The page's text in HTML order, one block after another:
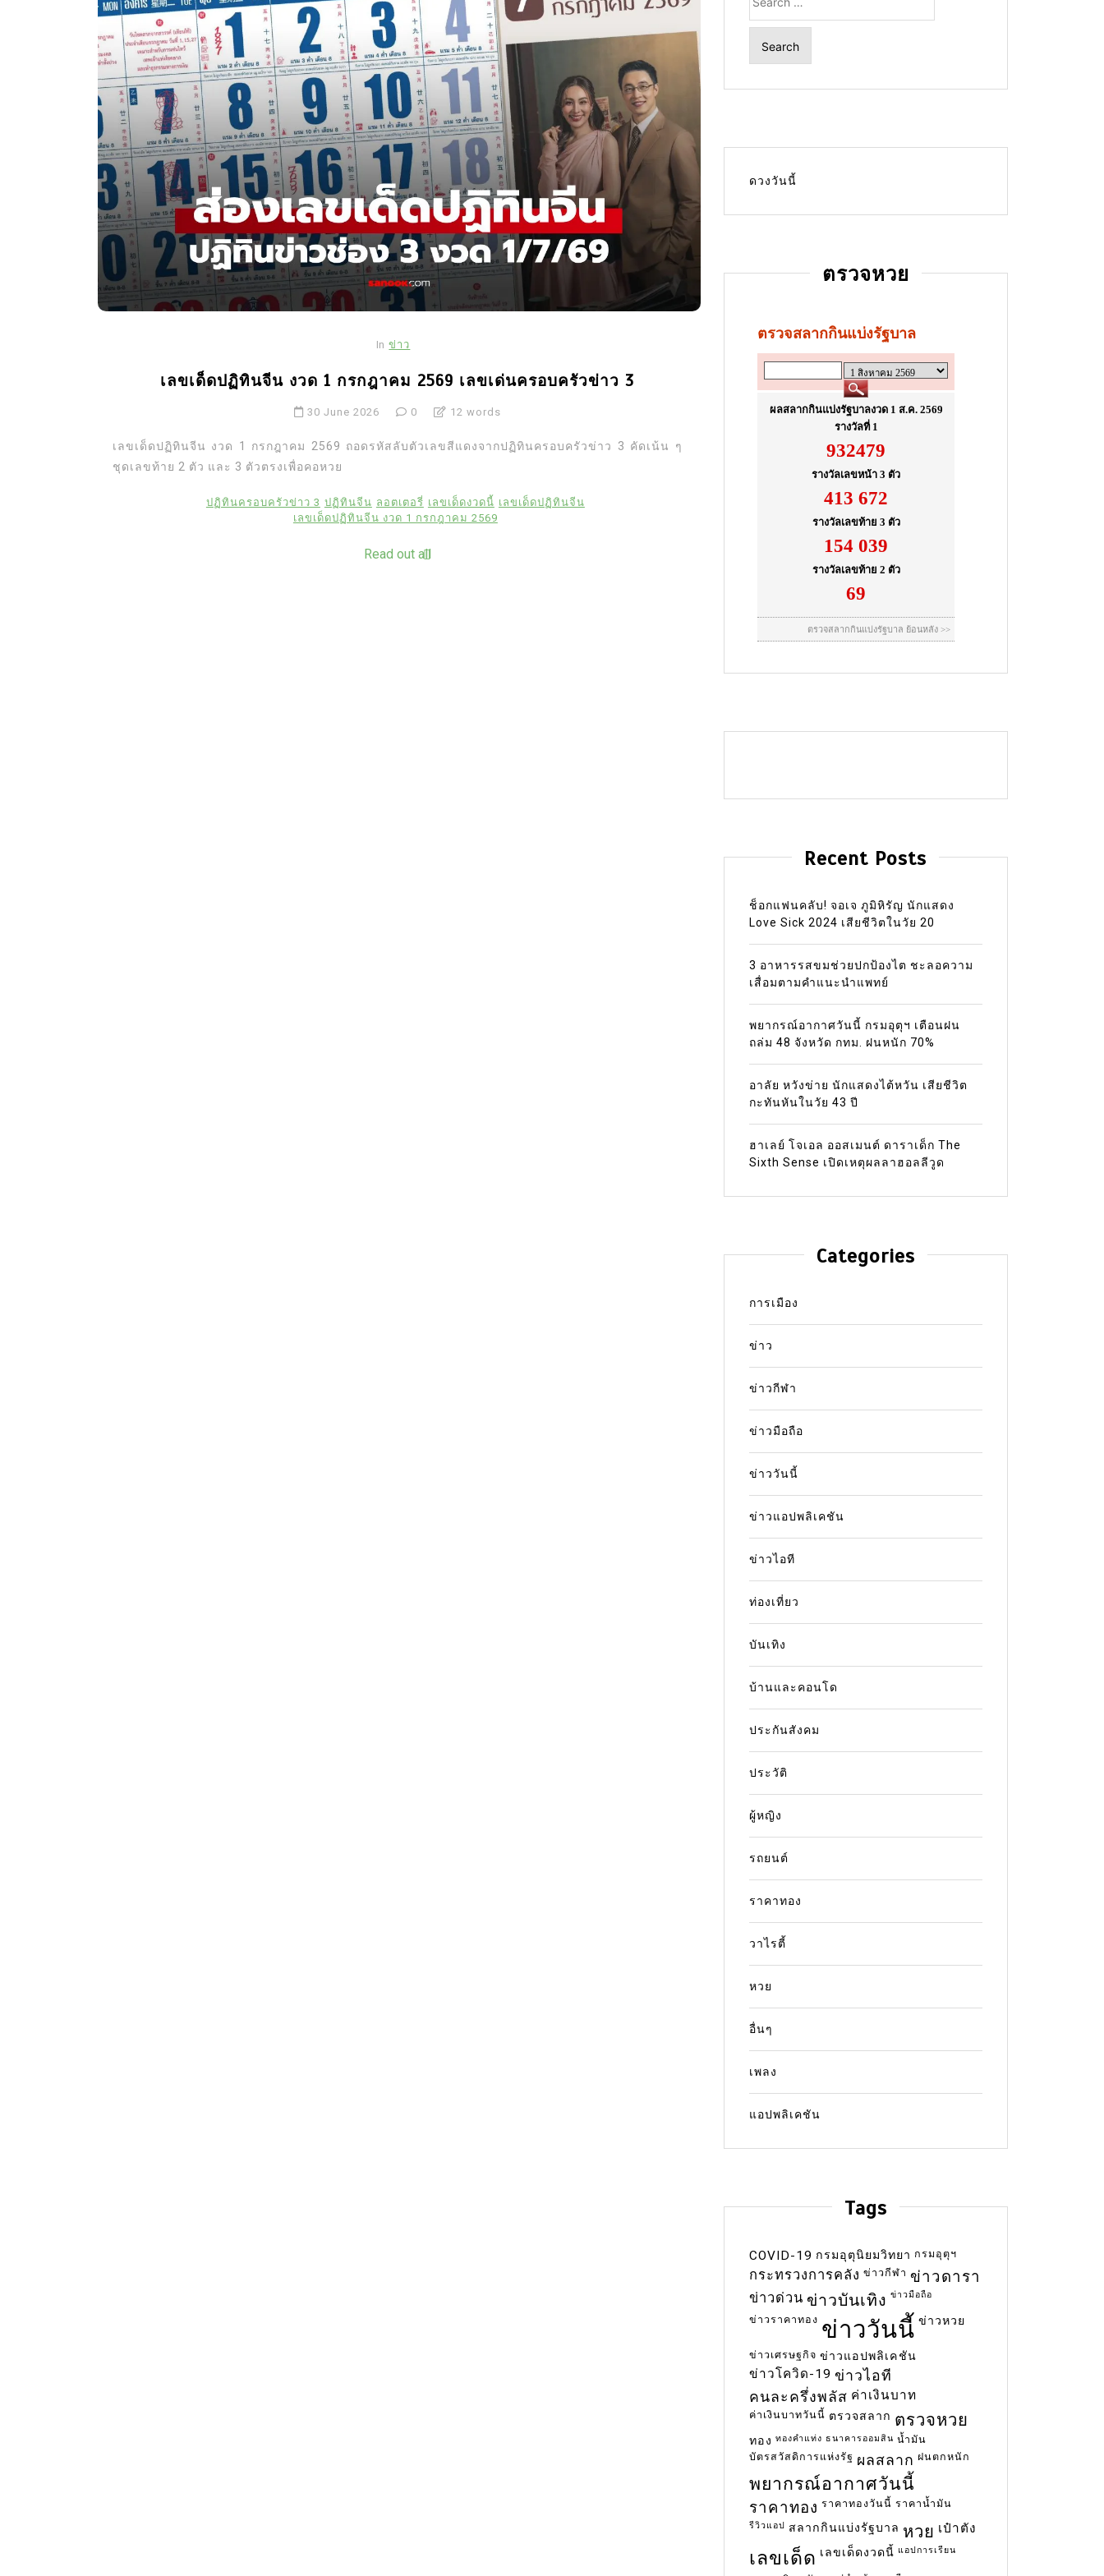
In ข่าว
เลขเด็ดปฏิทินจีน งวด 1 กรกฎาคม 2569 เลขเด่นครอบครัวข่าว 3
30 June 2026 0 12 words
เลขเด็ดปฏิทินจีน งวด 1 กรกฎาคม 2569 ถอดรหัสลับตัวเลขสีแดงจากปฏิทินครอบครัวข่าว 3 คัดเน้น ๆ
ชุดเลขท้าย 2 ตัว และ 3 ตัวตรงเพื่อคอหวย
ปฏิทินครอบครัวข่าว 3 ปฏิทินจีน ลอตเตอรี่ เลขเด็ดงวดนี้ เลขเด็ดปฏิทินจีน
เลขเด็ดปฏิทินจีน งวด 1 กรกฎาคม 2569
Read out all
for:
ดวงวันนี้
ตรวจหวย
Recent Posts
ช็อกแฟนคลับ! จอเจ ภูมิหิรัญ นักแสดง
Love Sick 2024 เสียชีวิตในวัย 20
3 อาหารรสขมช่วยปกป้องไต ชะลอความ
เสื่อมตามคำแนะนำแพทย์
พยากรณ์อากาศวันนี้ กรมอุตุฯ เตือนฝน
ถล่ม 48 จังหวัด กทม. ฝนหนัก 70%
อาลัย หวังข่าย นักแสดงไต้หวัน เสียชีวิต
กะทันหันในวัย 43 ปี
ฮาเลย์ โจเอล ออสเมนต์ ดาราเด็ก The
Sixth Sense เปิดเหตุผลลาฮอลลีวูด
Categories
การเมือง
ข่าว
ข่าวกีฬา
ข่าวมือถือ
ข่าววันนี้
ข่าวแอปพลิเคชัน
ข่าวไอที
ท่องเที่ยว
บันเทิง
บ้านและคอนโด
ประกันสังคม
ประวัติ
ผู้หญิง
รถยนต์
ราคาทอง
วาไรตี้
หวย
อื่นๆ
เพลง
แอปพลิเคชัน
Tags
COVID-19 กรมอุตุนิยมวิทยา กรมอุตุฯ
กระทรวงการคลัง ข่าวกีฬา ข่าวดารา
ข่าวด่วน ข่าวบันเทิง ข่าวมือถือ
ข่าวราคาทอง ข่าววันนี้ ข่าวหวย
ข่าวเศรษฐกิจ ข่าวแอปพลิเคชัน
ข่าวโควิด-19 ข่าวไอที
คนละครึ่งพลัส ค่าเงินบาท
ค่าเงินบาทวันนี้ ตรวจสลาก ตรวจหวย
ทอง ทองคำแท่ง ธนาคารออมสิน น้ำมัน
บัตรสวัสดิการแห่งรัฐ ผลสลาก ฝนตกหนัก
พยากรณ์อากาศวันนี้
ราคาทอง ราคาทองวันนี้ ราคาน้ำมัน
รีวิวแอป สลากกินแบ่งรัฐบาล หวย เป๋าตัง
เลขเด็ด เลขเด็ดงวดนี้ แอปการเรียน